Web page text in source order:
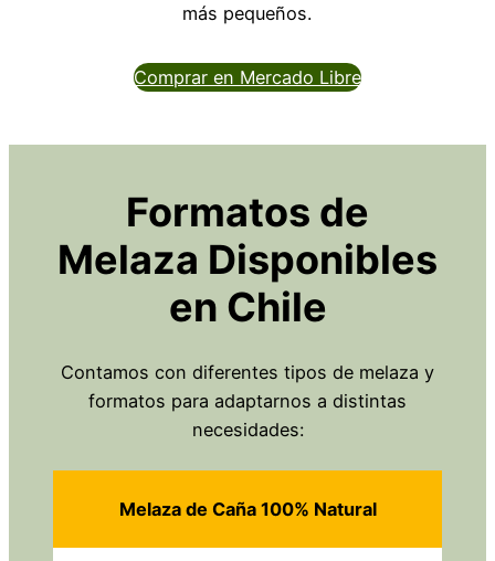
más pequeños.
Comprar en Mercado Libre
Formatos de
Melaza Disponibles
en Chile
Contamos con diferentes tipos de melaza y
formatos para adaptarnos a distintas
necesidades:
Melaza de Caña 100% Natural